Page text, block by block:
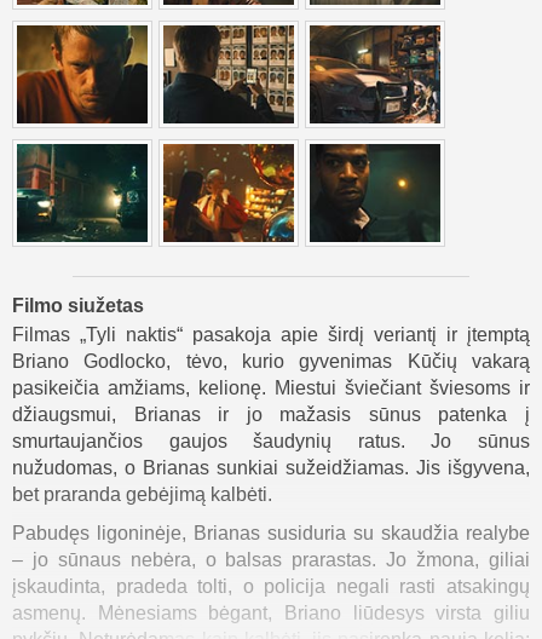
Filmo siužetas
Filmas „Tyli naktis“ pasakoja apie širdį veriantį ir įtemptą
Briano Godlocko, tėvo, kurio gyvenimas Kūčių vakarą
pasikeičia amžiams, kelionę. Miestui šviečiant šviesoms ir
džiaugsmui, Brianas ir jo mažasis sūnus patenka į
smurtaujančios gaujos šaudynių ratus. Jo sūnus
nužudomas, o Brianas sunkiai sužeidžiamas. Jis išgyvena,
bet praranda gebėjimą kalbėti.
Pabudęs ligoninėje, Brianas susiduria su skaudžia realybe
– jo sūnaus nebėra, o balsas prarastas. Jo žmona, giliai
įskaudinta, pradeda tolti, o policija negali rasti atsakingų
asmenų. Mėnesiams bėgant, Briano liūdesys virsta giliu